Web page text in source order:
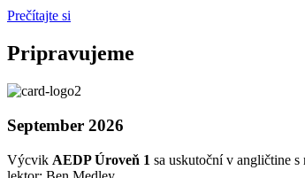
Prečítajte si
Pripravujeme
September 2026
Výcvik AEDP Úroveň 1 sa uskutoční v angličtine